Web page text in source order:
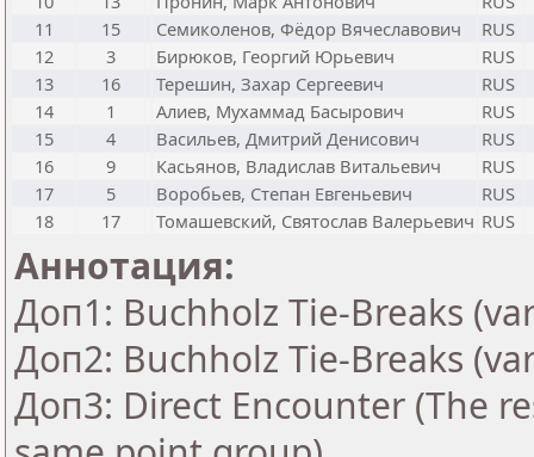
11
15 Семиколенов, Фёдор Вячеславович
RUS
12
3 Бирюков, Георгий Юрьевич
RUS
13
16 Терешин, Захар Сергеевич
RUS
14
1 Алиев, Мухаммад Басырович
RUS
15
4 Васильев, Дмитрий Денисович
RUS
16
9 Касьянов, Владислав Витальевич
RUS
17
5 Воробьев, Степан Евгеньевич
RUS
18
17 Томашевский, Святослав Валерьевич RUS
Аннотация:
Доп1: Buchholz Tie-Breaks
Доп2: Buchholz Tie-Breaks
Доп3: Direct Encounter (The